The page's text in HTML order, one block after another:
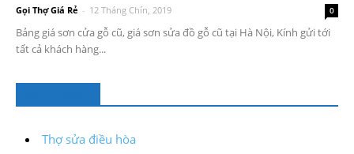
Gọi Thợ Giá Rẻ - 12 Tháng Chín, 2019 0
Bảng giá sơn cửa gỗ cũ, giá sơn sửa đồ gỗ cũ tại Hà Nội, Kính gửi tới
tất cả khách hàng...
Thợ sửa điều hòa